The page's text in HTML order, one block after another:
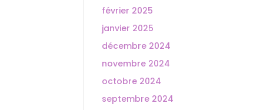
février 2025
janvier 2025
décembre 2024
novembre 2024
octobre 2024
septembre 2024